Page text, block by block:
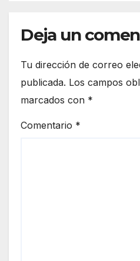
Deja un
Tu dirección de correo
publicada. Los campos
marcados con *
Comentario *